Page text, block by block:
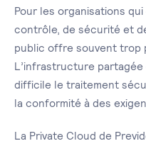
Pour les organisations
contrôle, de sécurité et
public offre souvent trop
L’infrastructure
difficile le traitement
la conformité à des
La Private Cloud de